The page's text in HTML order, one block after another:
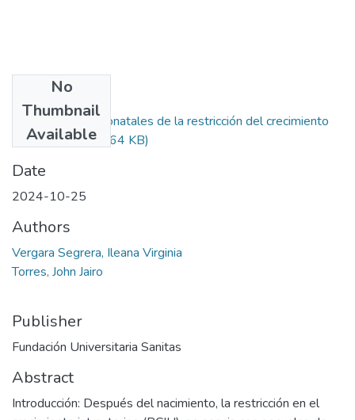
No
Thumbnail
Available
Resultados neonatales de la restricción del crecimiento
intrauterino.pdf(264 KB)
Date
2024-10-25
Authors
Vergara Segrera, Ileana Virginia
Torres, John Jairo
Publisher
Fundación Universitaria Sanitas
Abstract
Introducción: Después del nacimiento, la restricción en el